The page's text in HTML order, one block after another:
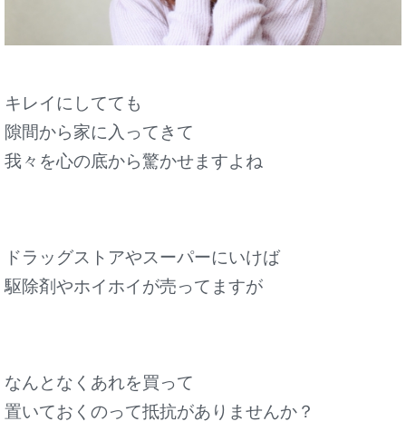
キレイにしてても
隙間から家に入ってきて
我々を心の底から驚かせますよね
ドラッグストアやスーパーにいけば
駆除剤やホイホイが売ってますが
なんとなくあれを買って
置いておくのって抵抗がありませんか？